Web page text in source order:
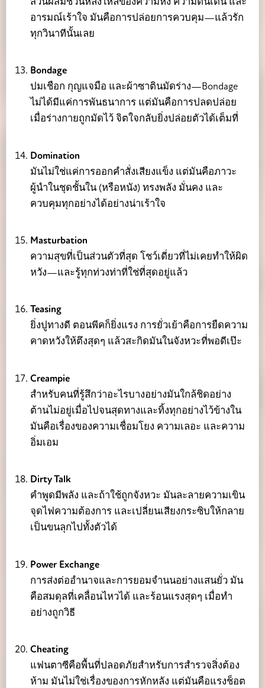
อารมณ์เร้าใจ มันคือการปล่อยการควบคุม—แล้วรัก
ทุกวินาทีนั้นเลย
Bondage
ปมเชือก กุญแจมือ และผ้าซาตินมัดร่าง—Bondage
ไม่ได้มีแค่การพันธนาการ แต่มันคือการปลดปล่อย
เมื่อร่างกายถูกมัดไว้ จิตใจกลับยิ่งปล่อยตัวได้เต็มที่
Domination
มันไม่ใช่แค่การออกคำสั่งเสียงแข็ง แต่มันคือภาวะ
ผู้นำในชุดชั้นใน (หรือหนัง) ทรงพลัง มั่นคง และ
ควบคุมทุกอย่างได้อย่างน่าเร้าใจ
Masturbation
ความสุขที่เป็นส่วนตัวที่สุด โชว์เดี่ยวที่ไม่เคยทำให้ผิด
หวัง—และรู้ทุกท่วงท่าที่ใช่ที่สุดอยู่แล้ว
Teasing
ยิ่งปูทางดี ตอนพีคก็ยิ่งแรง การยั่วเย้าคือการยืดความ
คาดหวังให้ตึงสุดๆ แล้วสะกิดมันในจังหวะที่พอดีเป๊ะ
Creampie
สำหรับคนที่รู้สึกว่าอะไรบางอย่างมันใกล้ชิดอย่าง
ต้านไม่อยู่เมื่อไปจนสุดทางและทิ้งทุกอย่างไว้ข้างใน
มันคือเรื่องของความเชื่อมโยง ความเลอะ และความ
อิ่มเอม
Dirty Talk
คำพูดมีพลัง และถ้าใช้ถูกจังหวะ มันละลายความเขิน
จุดไฟความต้องการ และเปลี่ยนเสียงกระซิบให้กลาย
เป็นขนลุกไปทั้งตัวได้
Power Exchange
การส่งต่ออำนาจและการยอมจำนนอย่างแสนยั่ว มัน
คือสมดุลที่เคลื่อนไหวได้ และร้อนแรงสุดๆ เมื่อทำ
อย่างถูกวิธี
Cheating
แฟนตาซีคือพื้นที่ปลอดภัยสำหรับการสำรวจสิ่งต้อง
ห้าม มันไม่ใช่เรื่องของการหักหลัง แต่มันคือแรงช็อต